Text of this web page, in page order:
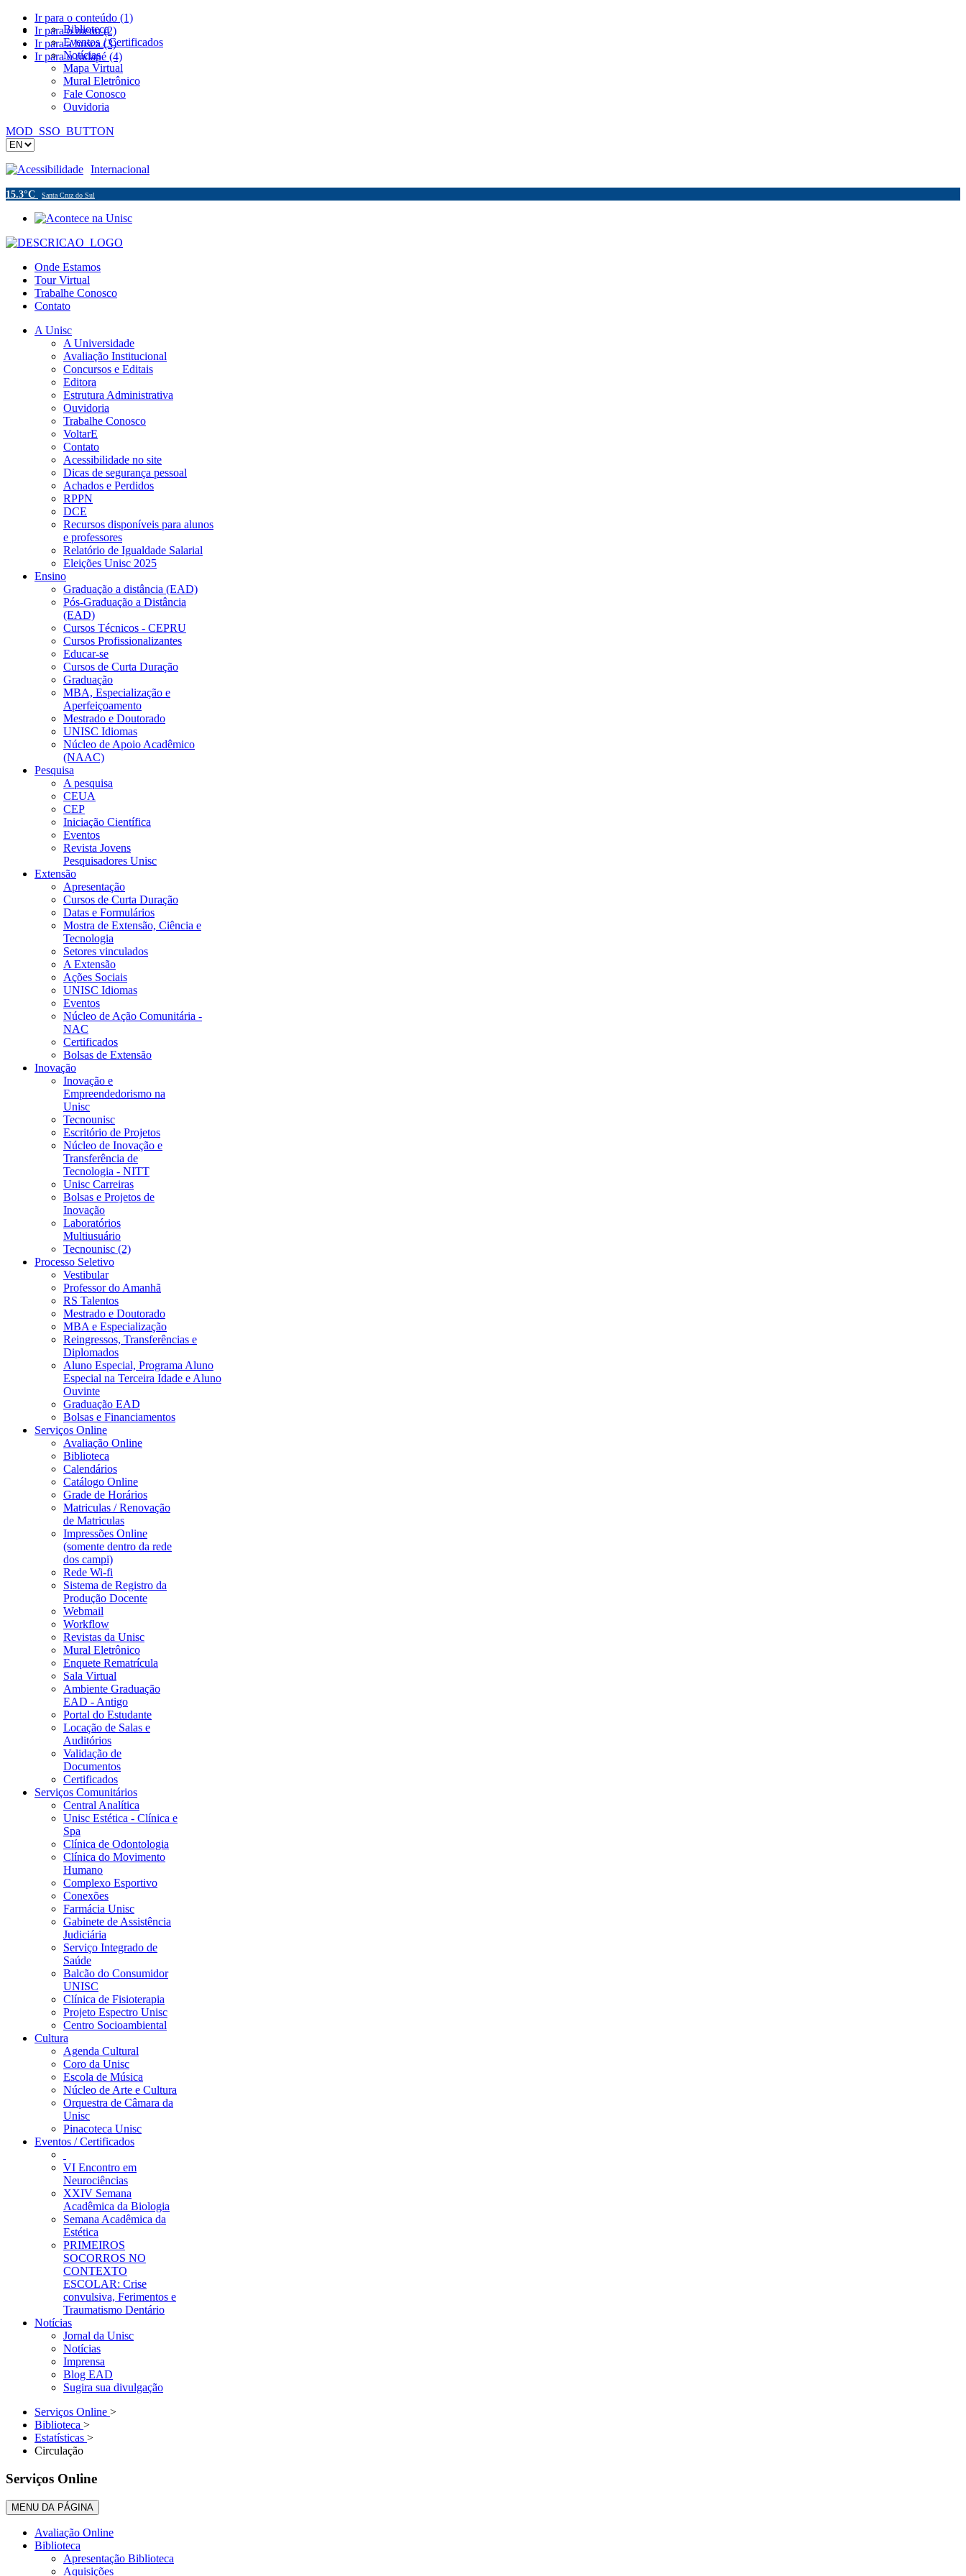
Ir para o conteúdo (1)
Ir para o menu (2)
Ir para a busca (3)
Ir para o rodapé (4)
Biblioteca
Eventos / Certificados
Notícias
Mapa Virtual
Mural Eletrônico
Fale Conosco
Ouvidoria
MOD_SSO_BUTTON
Acessibilidade Internacional
15.3°C Santa Cruz do Sul
Onde Estamos
Tour Virtual
Trabalhe Conosco
Contato
A Unisc
A Universidade
Avaliação Institucional
Concursos e Editais
Editora
Estrutura Administrativa
Ouvidoria
Trabalhe Conosco
VoltarE
Contato
Acessibilidade no site
Dicas de segurança pessoal
Achados e Perdidos
RPPN
DCE
Recursos disponíveis para alunos
e professores
Relatório de Igualdade Salarial
Eleições Unisc 2025
Ensino
Graduação a distância (EAD)
Pós-Graduação a Distância
(EAD)
Cursos Técnicos - CEPRU
Cursos Profissionalizantes
Educar-se
Cursos de Curta Duração
Graduação
MBA, Especialização e
Aperfeiçoamento
Mestrado e Doutorado
UNISC Idiomas
Núcleo de Apoio Acadêmico
(NAAC)
Pesquisa
A pesquisa
CEUA
CEP
Iniciação Científica
Eventos
Revista Jovens
Pesquisadores Unisc
Extensão
Apresentação
Cursos de Curta Duração
Datas e Formulários
Mostra de Extensão, Ciência e
Tecnologia
Setores vinculados
A Extensão
Ações Sociais
UNISC Idiomas
Eventos
Núcleo de Ação Comunitária -
NAC
Certificados
Bolsas de Extensão
Inovação
Inovação e
Empreendedorismo na
Unisc
Tecnounisc
Escritório de Projetos
Núcleo de Inovação e
Transferência de
Tecnologia - NITT
Unisc Carreiras
Bolsas e Projetos de
Inovação
Laboratórios
Multiusuário
Tecnounisc (2)
Processo Seletivo
Vestibular
Professor do Amanhã
RS Talentos
Mestrado e Doutorado
MBA e Especialização
Reingressos, Transferências e
Diplomados
Aluno Especial, Programa Aluno
Especial na Terceira Idade e Aluno
Ouvinte
Graduação EAD
Bolsas e Financiamentos
Serviços Online
Avaliação Online
Biblioteca
Calendários
Catálogo Online
Grade de Horários
Matriculas / Renovação
de Matriculas
Impressões Online
(somente dentro da rede
dos campi)
Rede Wi-fi
Sistema de Registro da
Produção Docente
Webmail
Workflow
Revistas da Unisc
Mural Eletrônico
Enquete Rematrícula
Sala Virtual
Ambiente Graduação
EAD - Antigo
Portal do Estudante
Locação de Salas e
Auditórios
Validação de
Documentos
Certificados
Serviços Comunitários
Central Analítica
Unisc Estética - Clínica e
Spa
Clínica de Odontologia
Clínica do Movimento
Humano
Complexo Esportivo
Conexões
Farmácia Unisc
Gabinete de Assistência
Judiciária
Serviço Integrado de
Saúde
Balcão do Consumidor
UNISC
Clínica de Fisioterapia
Projeto Espectro Unisc
Centro Socioambiental
Cultura
Agenda Cultural
Coro da Unisc
Escola de Música
Núcleo de Arte e Cultura
Orquestra de Câmara da
Unisc
Pinacoteca Unisc
Eventos / Certificados
VI Encontro em
Neurociências
XXIV Semana
Acadêmica da Biologia
Semana Acadêmica da
Estética
PRIMEIROS
SOCORROS NO
CONTEXTO
ESCOLAR: Crise
convulsiva, Ferimentos e
Traumatismo Dentário
Notícias
Jornal da Unisc
Notícias
Imprensa
Blog EAD
Sugira sua divulgação
Serviços Online >
Biblioteca >
Estatísticas >
Circulação
Serviços Online
MENU DA PÁGINA
Avaliação Online
Biblioteca
Apresentação Biblioteca
Aquisições